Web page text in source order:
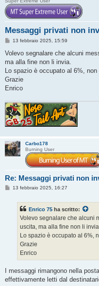
Messaggi privati non
M
s
a
g
i
o
13 febbraio 2025, 15:59
Volevo segnalare che alcuni
ma alla fine non li invia.
Lo spazio è occupato al 6%,
Grazie
Enrico
Carbo178
Burning User
Re: Messaggi privati non
M13 febbraio 2025, 16:27
Enrico 75 ha scritto:
Volevo segnalare che alcuni
uscita, ma alla fine non li
Lo spazio è occupato al 6%,
Grazie
Enrico
I messaggi rimangono nella
effettivamente letti dal